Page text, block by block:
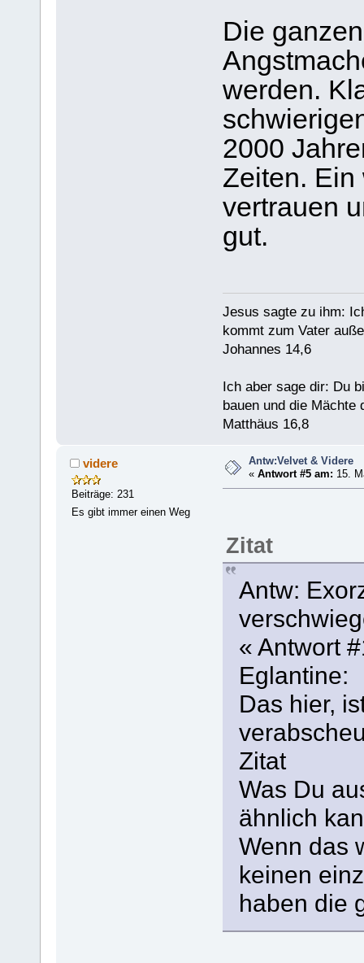
Die
werden.
2000
Zeiten. Ein
vertrauen
gut.
Jesus sagte zu ihm:
kommt zum Vater
Johannes 14,6
Ich aber sage dir: Du
bauen und die Mächte
Matthäus 16,8
videre
Beiträge: 231
Es gibt immer einen Weg
Antw:Velvet & Videre
«Antwort #5 am: 15.
Zitat
Antw:
« Antwort
Eglantine:
Das hier,
Zitat
Was Du
ähnlich
Wenn das
keinen
haben die